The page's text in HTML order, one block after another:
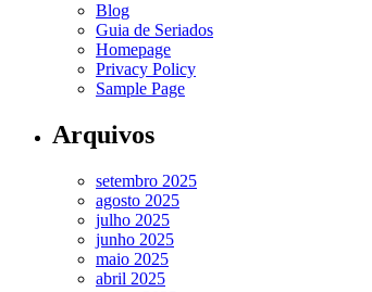
Blog
Guia de Seriados
Homepage
Privacy Policy
Sample Page
Arquivos
setembro 2025
agosto 2025
julho 2025
junho 2025
maio 2025
abril 2025